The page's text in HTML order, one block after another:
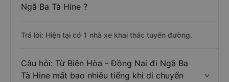
Ngã Ba Tà Hine ?
Trả lời: Hiện tại có 1 nhà xe khai thác tuyến đường.
Câu hỏi: Từ Biên Hòa - Đồng Nai đi Ngã Ba
Tà Hine mất bao nhiêu tiếng khi di chuyển